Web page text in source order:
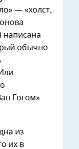
— «холст,
написана
обычно
Гогом»
из
их в